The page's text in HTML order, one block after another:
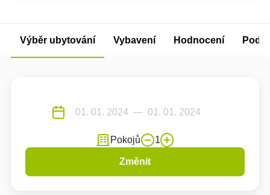
Výběr ubytování Vybavení Hodnocení
Pokojů 1
Změnit